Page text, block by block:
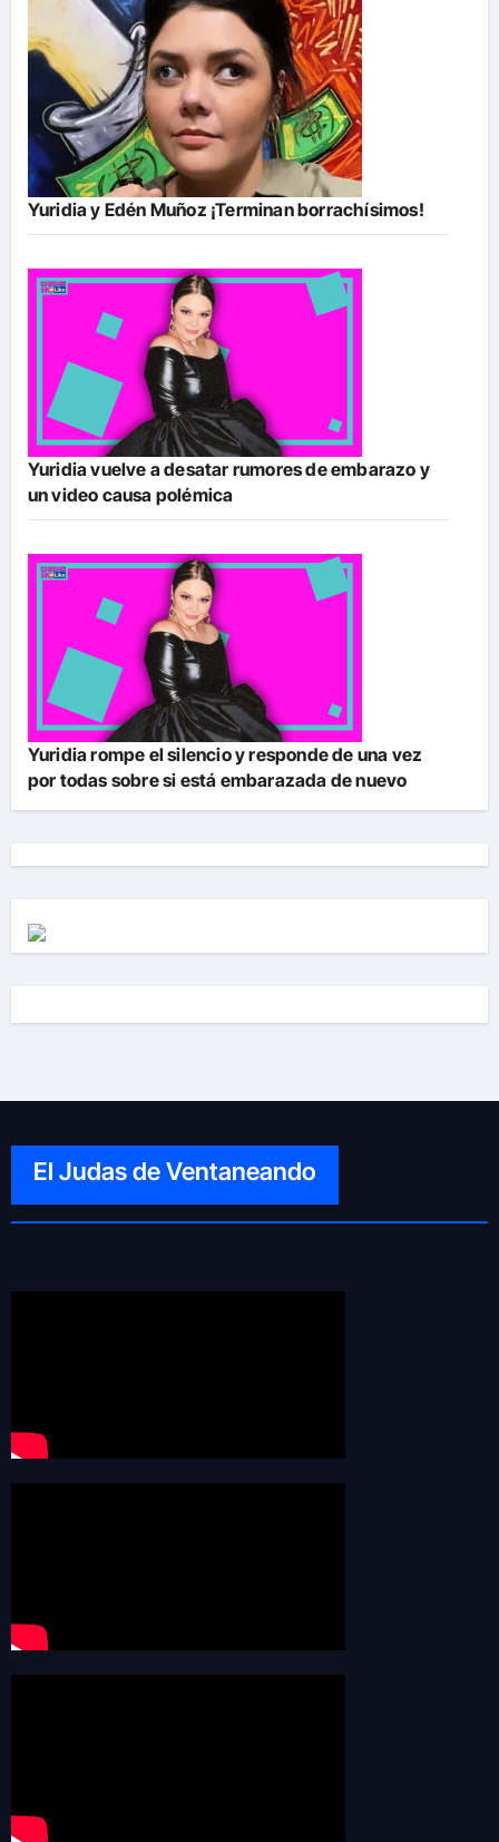
Yuridia y Edén Muñoz ¡Terminan borrachísimos!
Yuridia vuelve a desatar rumores de embarazo y
un video causa polémica
Yuridia rompe el silencio y responde de una vez
por todas sobre si está embarazada de nuevo
El Judas de Ventaneando